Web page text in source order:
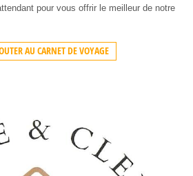
pour vous offrir le meilleur de notre
AU CARNET DE VOYAGE